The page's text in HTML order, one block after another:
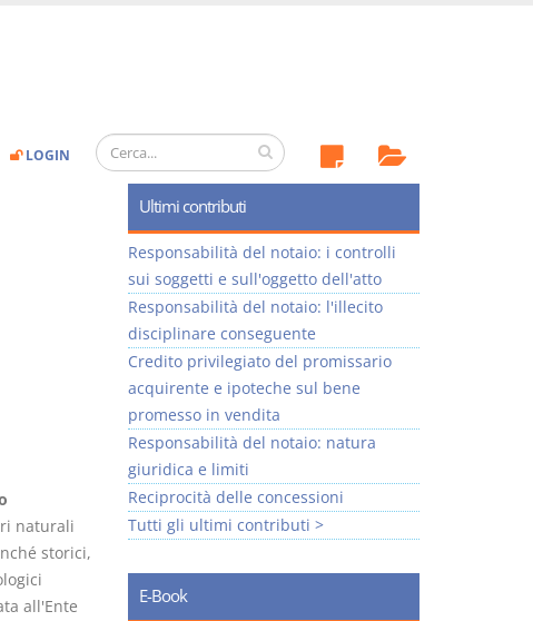
LOGIN
naturali
storici,
all'Ente
Ultimi contributi
Responsabilità del notaio: i controlli
sui soggetti e sull'oggetto dell'atto
Responsabilità del notaio: l'illecito
disciplinare conseguente
Credito privilegiato del promissario
acquirente e ipoteche sul bene
promesso in vendita
Responsabilità del notaio: natura
giuridica e limiti
Reciprocità delle concessioni
Tutti gli ultimi contributi >
E-Book